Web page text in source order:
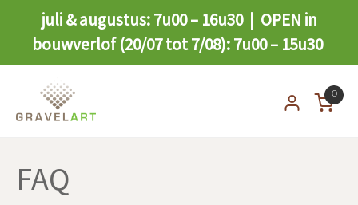
juli & augustus: 7u00 – 16u30 | OPEN in
bouwverlof (20/07 tot 7/08): 7u00 – 15u30
0
FAQ